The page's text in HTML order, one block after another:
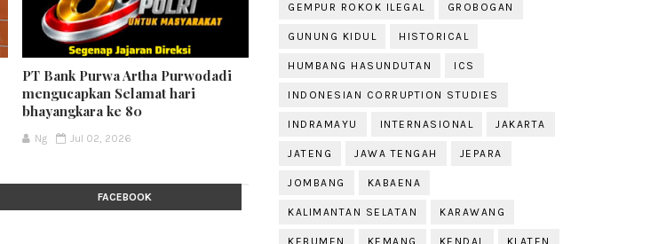
PT Bank Purwa Artha Purwodadi
mengucapkan Selamat hari
bhayangkara ke 80
Ng Jul 02, 2026
FACEBOOK
GEMPUR ROKOK ILEGAL GROBOGAN
GUNUNG KIDUL HISTORICAL
HUMBANG HASUNDUTAN ICS
INDONESIAN CORRUPTION STUDIES
INDRAMAYU INTERNASIONAL JAKARTA
JATENG JAWA TENGAH JEPARA
JOMBANG KABAENA
KALIMANTAN SELATAN KARAWANG